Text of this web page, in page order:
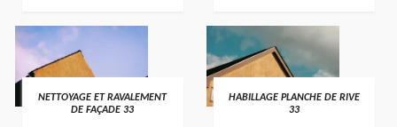
NETTOYAGE ET RAVALEMENT
DE FAÇADE 33
HABILLAGE PLANCHE DE RIVE
33